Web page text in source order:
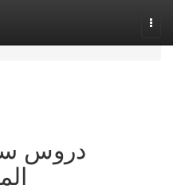
دروس